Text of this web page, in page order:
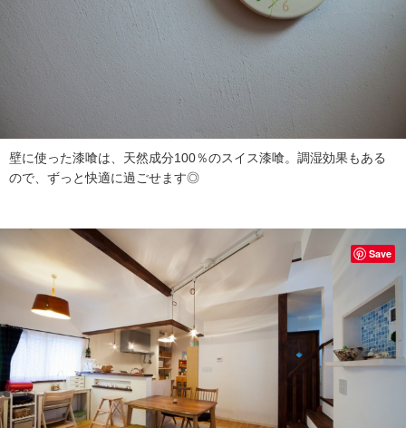
壁に使った漆喰は、天然成分100％のスイス漆喰。調湿効果もある
ので、ずっと快適に過ごせます◎
Save